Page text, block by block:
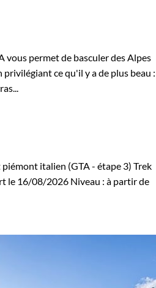
vous permet de basculer des Alpes
ce qu'il y a de plus beau :
italien (GTA - étape 3) Trek
le 16/08/2026 Niveau : à partir de